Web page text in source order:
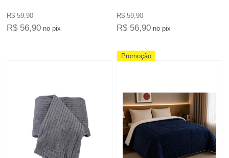
R$ 59,90
R$ 56,90 no pix
R$ 59,90
R$ 56,90 no pix
Promoção